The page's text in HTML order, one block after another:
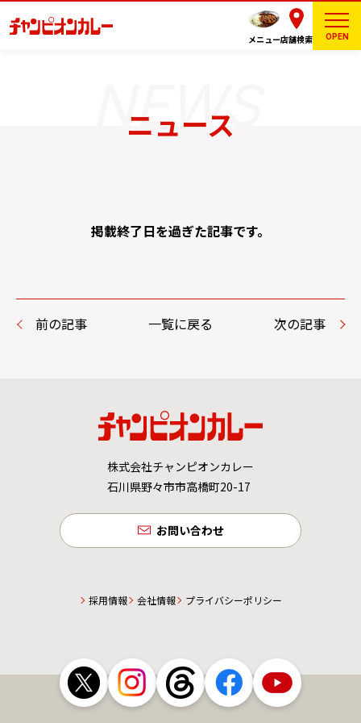
メニュー店舗検索 OPEN
ニュース
掲載終了日を過ぎた記事です。
前の記事 一覧に戻る 次の記事
株式会社チャンピオンカレー
石川県野々市市高橋町20-17
お問い合わせ
採用情報 会社情報 プライバシーポリシー